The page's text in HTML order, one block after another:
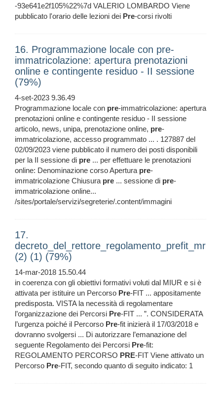
-93e641e2f105%22%7d VALERIO LOMBARDO Viene
pubblicato l'orario delle lezioni dei Pre-corsi rivolti
16. Programmazione locale con pre-
immatricolazione: apertura prenotazioni
online e contingente residuo - II sessione
(79%)
4-set-2023 9.36.49
Programmazione locale con pre-immatricolazione: apertura
prenotazioni online e contingente residuo - II sessione
articolo, news, unipa, prenotazione online, pre-
immatricolazione, accesso programmato ... . 127887 del
02/09/2023 viene pubblicato il numero dei posti disponibili
per la II sessione di pre ... per effettuare le prenotazioni
online: Denominazione corso Apertura pre-
immatricolazione Chiusura pre ... sessione di pre-
immatricolazione online...
/sites/portale/servizi/segreterie/.content/immagini
17.
decreto_del_rettore_regolamento_prefit_mr
(2) (1) (79%)
14-mar-2018 15.50.44
in coerenza con gli obiettivi formativi voluti dal MIUR e si è
attivata per istituire un Percorso Pre-FIT ... appositamente
predisposta. VISTA la necessità di regolamentare
l’organizzazione dei Percorsi Pre-FIT ... ”. CONSIDERATA
l’urgenza poiché il Percorso Pre-fit inizierà il 17/03/2018 e
dovranno svolgersi ... Di autorizzare l’emanazione del
seguente Regolamento dei Percorsi Pre-fit:
REGOLAMENTO PERCORSO PRE-FIT Viene attivato un
Percorso Pre-FIT, secondo quanto di seguito indicato: 1